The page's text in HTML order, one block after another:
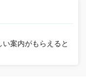
案内がもらえると